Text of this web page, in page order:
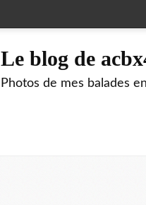
Le blog de
Photos de mes balades